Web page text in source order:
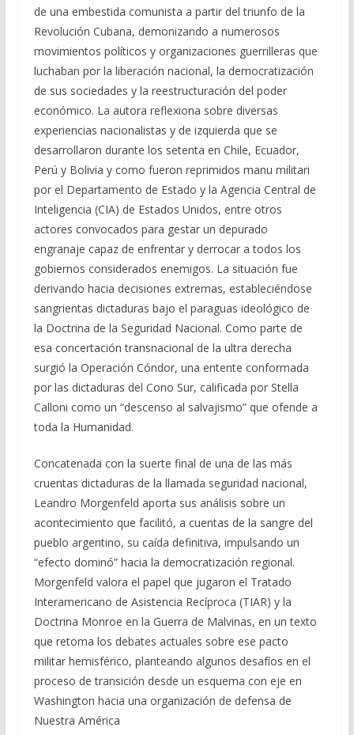
de una embestida comunista a partir del triunfo de la
Revolución Cubana, demonizando a numerosos
movimientos políticos y organizaciones guerrilleras que
luchaban por la liberación nacional, la democratización
de sus sociedades y la reestructuración del poder
económico. La autora reflexiona sobre diversas
experiencias nacionalistas y de izquierda que se
desarrollaron durante los setenta en Chile, Ecuador,
Perú y Bolivia y como fueron reprimidos manu militari
por el Departamento de Estado y la Agencia Central de
Inteligencia (CIA) de Estados Unidos, entre otros
actores convocados para gestar un depurado
engranaje capaz de enfrentar y derrocar a todos los
gobiernos considerados enemigos. La situación fue
derivando hacia decisiones extremas, estableciéndose
sangrientas dictaduras bajo el paraguas ideológico de
la Doctrina de la Seguridad Nacional. Como parte de
esa concertación transnacional de la ultra derecha
surgió la Operación Cóndor, una entente conformada
por las dictaduras del Cono Sur, calificada por Stella
Calloni como un “descenso al salvajismo” que ofende a
toda la Humanidad.
Concatenada con la suerte final de una de las más
cruentas dictaduras de la llamada seguridad nacional,
Leandro Morgenfeld aporta sus análisis sobre un
acontecimiento que facilitó, a cuentas de la sangre del
pueblo argentino, su caída definitiva, impulsando un
“efecto dominó” hacia la democratización regional.
Morgenfeld valora el papel que jugaron el Tratado
Interamericano de Asistencia Recíproca (TIAR) y la
Doctrina Monroe en la Guerra de Malvinas, en un texto
que retoma los debates actuales sobre ese pacto
militar hemisférico, planteando algunos desafíos en el
proceso de transición desde un esquema con eje en
Washington hacia una organización de defensa de
Nuestra América